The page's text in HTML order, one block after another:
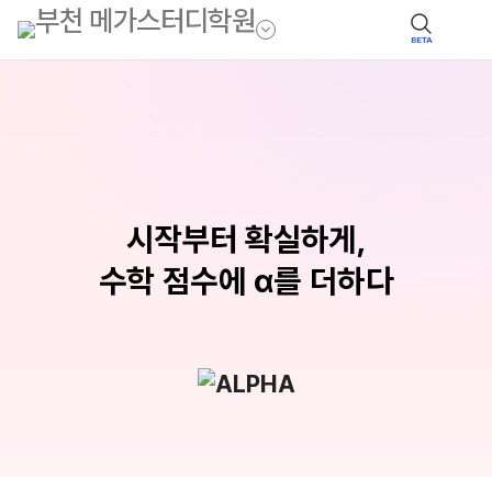
BETA
시작부터 확실하게,
수학 점수에 α를 더하다